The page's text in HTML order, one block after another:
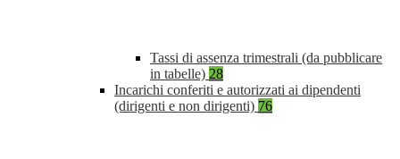
Tassi di assenza trimestrali (da pubblicare
in tabelle) 28
Incarichi conferiti e autorizzati ai dipendenti
(dirigenti e non dirigenti) 76